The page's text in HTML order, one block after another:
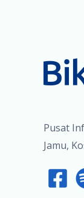
Pusat
Jamu,